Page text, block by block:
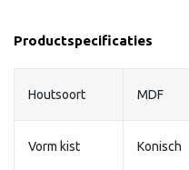
Productspecificaties
Houtsoort MDF
Vorm kist Konisch